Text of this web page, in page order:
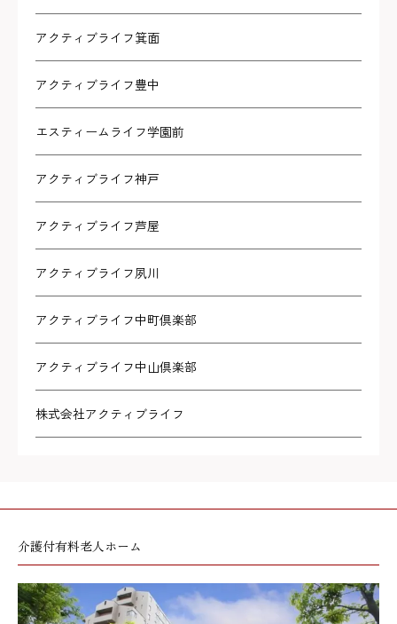
アクティブライフ箕面
アクティブライフ豊中
エスティームライフ学園前
アクティブライフ神戸
アクティブライフ芦屋
アクティブライフ夙川
アクティブライフ中町倶楽部
アクティブライフ中山倶楽部
株式会社アクティブライフ
介護付有料老人ホーム